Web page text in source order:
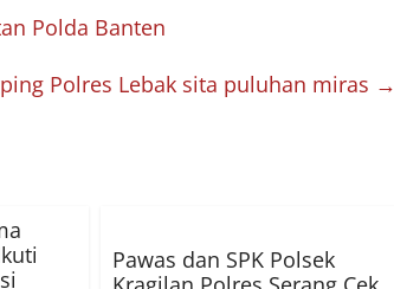
Polda Banten
Polres Lebak sita puluhan miras →
Pawas dan SPK Polsek